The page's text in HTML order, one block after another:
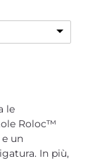
le
Roloc™
un
In più,